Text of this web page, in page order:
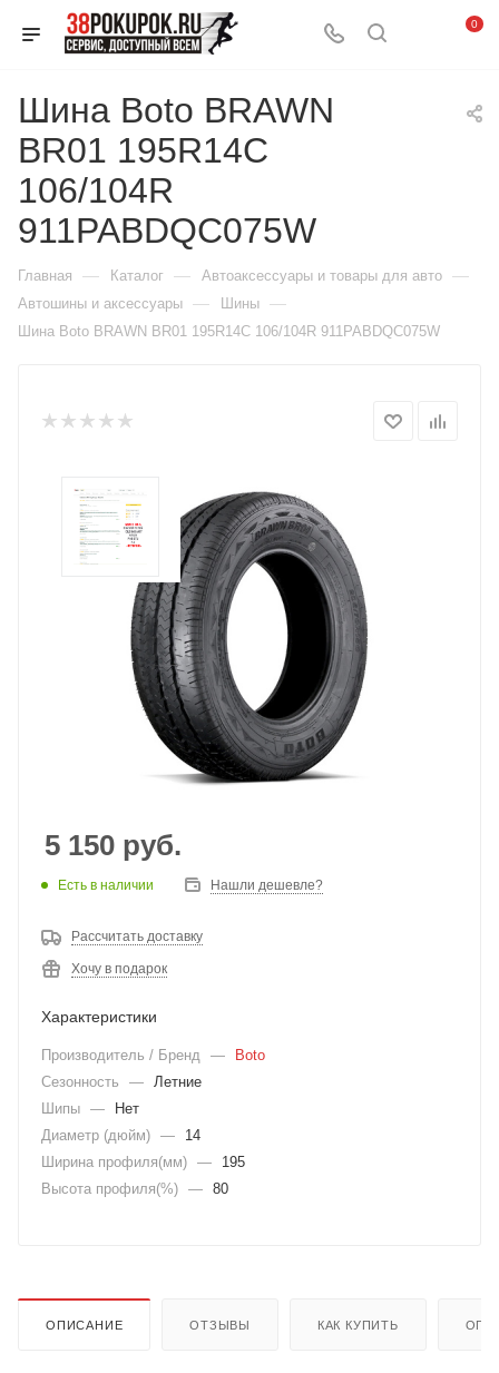
0
Шина Boto BRAWN
BR01 195R14С
106/104R
911PABDQC075W
Главная — Каталог — Автоаксессуары и товары для авто —
Автошины и аксессуары — Шины —
Шина Boto BRAWN BR01 195R14С 106/104R 911PABDQC075W
5 150 руб.
Есть в наличии Нашли дешевле?
Рассчитать доставку
Хочу в подарок
Характеристики
Производитель / Бренд —
Boto
Сезонность
— Летние
Шипы —
Нет
Диаметр (дюйм) —
14
Ширина профиля(мм) —
195
Высота профиля(%) — 80
ОПИСАНИЕ ОТЗЫВЫ КАК КУПИТЬ